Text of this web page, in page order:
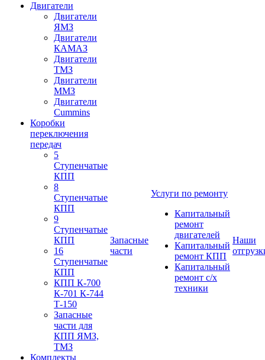
Двигатели
Двигатели
ЯМЗ
Двигатели
КАМАЗ
Двигатели
ТМЗ
Двигатели
ММЗ
Двигатели
Cummins
Коробки
переключения
передач
5
Ступенчатые
КПП
8
Ступенчатые
КПП
9
Ступенчатые
КПП
16
Ступенчатые
КПП
КПП К-700
К-701 К-744
Т-150
Запасные
части для
КПП ЯМЗ,
ТМЗ
Комплекты
Запасные
части
Услуги по ремонту
Капитальный
ремонт
двигателей
Капитальный
ремонт КПП
Капитальный
ремонт с/х
техники
Наши